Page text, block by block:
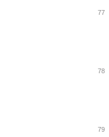
77
78
79